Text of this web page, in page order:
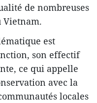
de nombreuses
Vietnam.
est
son effectif
ce qui appelle
avec la
locales